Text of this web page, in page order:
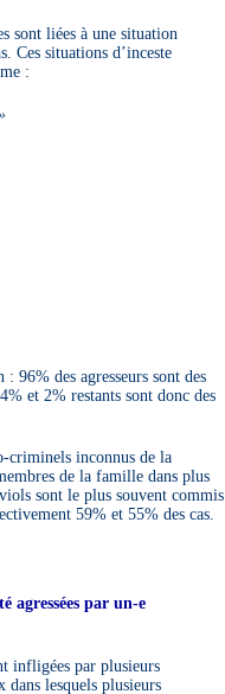
sont liées à une situation
Ces situations d’inceste
:
96% des agresseurs sont des
et 2% restants sont donc des
criminels inconnus de la
de la famille dans plus
sont le plus souvent commis
59% et 55% des cas.
agressées par un-e
infligées par plusieurs
dans lesquels plusieurs